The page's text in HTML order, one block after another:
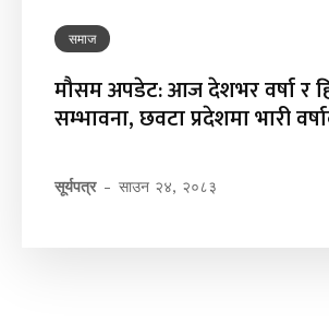
समाज
मौसम अपडेट: आज देशभर वर्षा र
सम्भावना, छवटा प्रदेशमा भारी
सूर्यपत्र - साउन २४, २०८३